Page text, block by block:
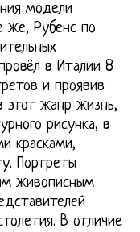
модели
же, Рубенс по
в Италии 8
и проявив
этот жанр жизнь,
рисунка, в
красками,
Портреты
живописным
В отличие